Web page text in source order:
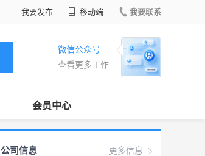
我要发布 移动端 我要联系
微信公众号
查看更多工作
会员中心
更多信息
公司信息